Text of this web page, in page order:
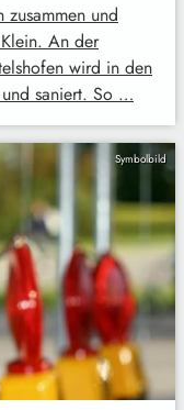
zusammen und
An der
wird in den
und saniert. So …
Symbolbild